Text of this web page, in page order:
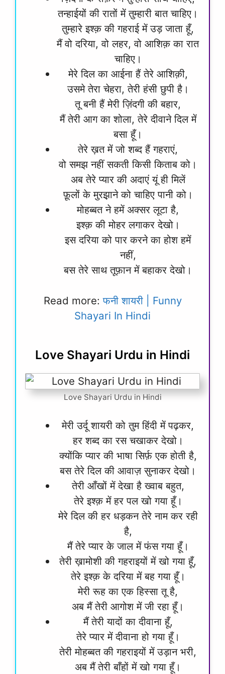
तन्हाईयों की रातों में तुम्हारी बात चाहिए।
तुम्हारे इश्क़ की गहराई में उड़ जाता हूँ,
मैं वो दरिया, वो लहर, वो आशिक़ का रात
चाहिए।
मेरे दिल का आईना हैं तेरे आशिक़ी,
उसमे तेरा चेहरा, तेरी हंसी छुपी है।
तू बनी हैं मेरी ज़िंदगी की बहार,
मैं तेरी आग का शोला, तेरे दीवाने दिल में
बसा हूँ।
तेरे ख़त में जो शब्द हैं गहराएं,
वो समझ नहीं सकती किसी किताब को।
अब तेरे प्यार की अदाएं यूं ही मिलें
फ़ूलों के मुरझ़ाने को चाहिए पानी को।
मोहब्बत ने हमें अक्सर लूटा है,
इश्क़ की मोहर लगाकर देखो।
इस दरिया को पार करने का होश हमें
नहीं,
बस तेरे साथ तूफ़ान में बहाकर देखो।
Read more:फनी शायरी | Funny
Shayari In Hindi
Love Shayari Urdu in Hindi
Love Shayari Urdu in Hindi
मेरी उर्दू शायरी को तुम हिंदी में पढ़कर,
हर शब्द का रस चखाकर देखो।
क्योंकि प्यार की भाषा सिर्फ़ एक होती है,
बस तेरे दिल की आवाज़ सुनाकर देखो।
तेरी आँखों में देखा है ख्वाब बहुत,
तेरे इश्क़ में हर पल खो गया हूँ।
मेरे दिल की हर धड़कन तेरे नाम कर रही
है,
मैं तेरे प्यार के जाल में फंस गया हूँ।
तेरी ख़ामोशी की गहराइयों में खो गया हूँ,
तेरे इश्क़ के दरिया में बह गया हूँ।
मेरी रूह का एक हिस्सा तू है,
अब मैं तेरी आगोश में जी रहा हूँ।
मैं तेरी यादों का दीवाना हूँ,
तेरे प्यार में दीवाना हो गया हूँ।
तेरी मोहब्बत की गहराइयों में उड़ान भरी,
अब मैं तेरी बाँहों में खो गया हूँ।